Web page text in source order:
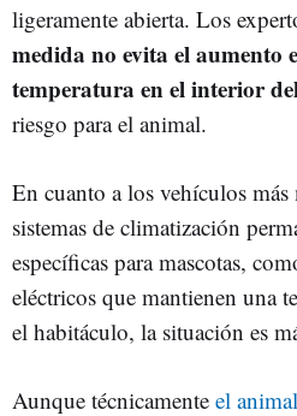
ligeramente abierta. Los
medida no evita el aumento
temperatura en el interior
riesgo para el animal.
En cuanto a los vehículos
sistemas de climatización
específicas para mascotas,
eléctricos que mantienen una
el habitáculo, la situación es
Aunque técnicamente el animal